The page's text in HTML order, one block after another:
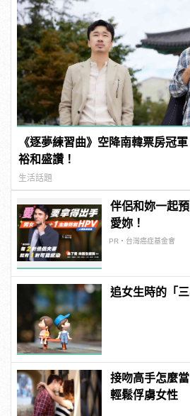
《逐夢練習曲》空降南韓票房冠
裕和盛讚！
生活話題
伴侶和妳一起
愛妳！
PR・台灣癌症基金會
追女生時的「
接吻高手怎麼
輕鬆俘虜女性